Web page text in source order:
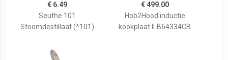
€ 6.49
Seuthe 101
Stoomdestillaat (*101)
€ 499.00
Hob2Hood inductie
kookplaat ILB64334CB